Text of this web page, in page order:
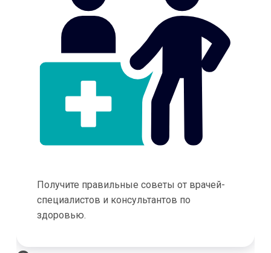
Получите правильные советы от врачей-
специалистов и консультантов по
здоровью.